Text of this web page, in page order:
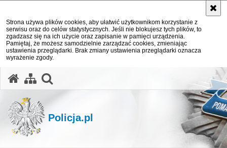
Strona używa plików cookies, aby ułatwić użytkownikom korzystanie z
serwisu oraz do celów statystycznych. Jeśli nie blokujesz tych plików, to
zgadzasz się na ich użycie oraz zapisanie w pamięci urządzenia.
Pamiętaj, że możesz samodzielnie zarządzać cookies, zmieniając
ustawienia przeglądarki. Brak zmiany ustawienia przeglądarki oznacza
wyrażenie zgody.
Policja.pl